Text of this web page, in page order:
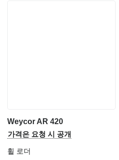
Weycor AR 420
가격은 요청 시 공개
휠 로더